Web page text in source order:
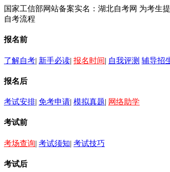
国家工信部网站备案实名：湖北自考网 为考生
自考流程
报名前
了解自考| 新手必读| 报名时间| 自我评测 辅导招
报名后
考试安排| 免考申请| 模拟真题| 网络助学
考试前
考场查询| 考试须知| 考试技巧
考试后